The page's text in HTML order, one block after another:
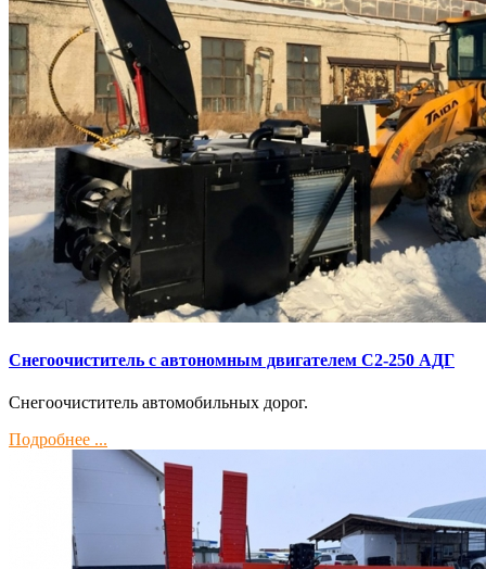
Снегоочиститель с автономным двигателем С2-250 АДГ
Снегоочиститель автомобильных дорог.
Подробнее ...